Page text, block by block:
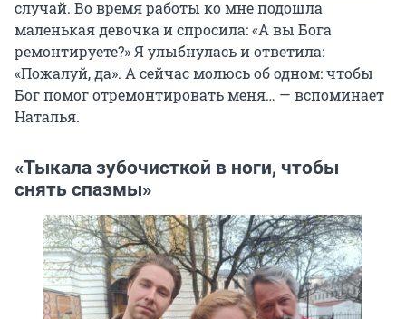
случай. Во время работы ко мне подошла
маленькая девочка и спросила: «А вы Бога
ремонтируете?» Я улыбнулась и ответила:
«Пожалуй, да». А сейчас молюсь об одном: чтобы
Бог помог отремонтировать меня… — вспоминает
Наталья.
«Тыкала зубочисткой в ноги, чтобы
снять спазмы»